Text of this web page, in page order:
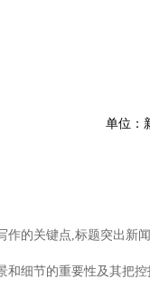
单位：
作的关键点,标题突出新
和细节的重要性及其把